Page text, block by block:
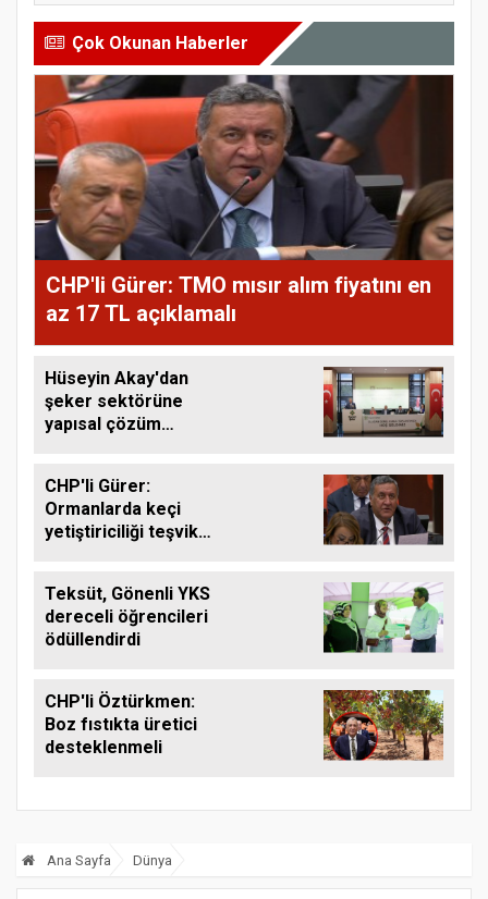
Çok Okunan Haberler
CHP'li Gürer: TMO mısır alım fiyatını en
az 17 TL açıklamalı
Hüseyin Akay'dan
şeker sektörüne
yapısal çözüm
CHP'li Gürer:
Ormanlarda keçi
yetiştiriciliği teşvik
Teksüt, Gönenli YKS
dereceli öğrencileri
ödüllendirdi
CHP'li Öztürkmen:
Boz fıstıkta üretici
desteklenmeli
Ana Sayfa Dünya